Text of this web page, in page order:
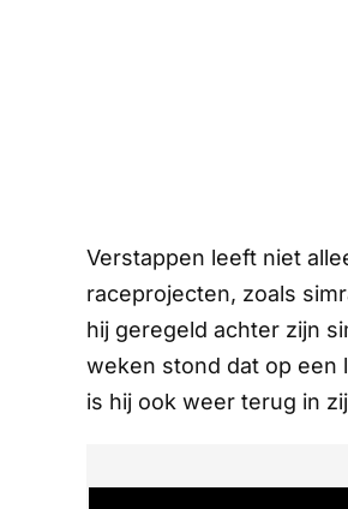
Verstappen leeft niet
raceprojecten, zoals
hij geregeld achter zijn
weken stond dat op een
is hij ook weer terug in